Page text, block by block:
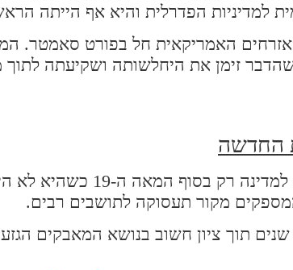
למדיניות הפדרלית והיא אף הייתה
האמריקאית חל בפורט סאמטר.
שרמן בשנת 1865, כשהדבר זימן את היחלשותה
החדשה
המהפכה התעשייתית
מקור תעסוקה לתושבים רבים.